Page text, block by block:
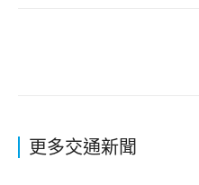
更多交通新聞